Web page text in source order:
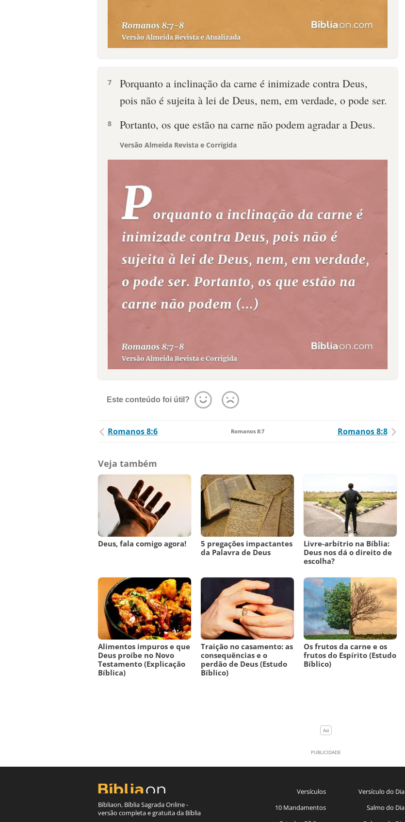
7
Porquanto a inclinação da carne é inimizade contra Deus,
pois não é sujeita à lei de Deus, nem, em verdade, o pode ser.
8 Portanto, os que estão na carne não podem agradar a Deus.
Versão Almeida Revista e Corrigida
Este conteúdo foi útil?
Romanos 8:6 Romanos 8:7 Romanos 8:8
Veja também
Deus, fala comigo agora!
5 pregações impactantes
da Palavra de Deus
Livre-arbítrio na Bíblia:
Deus nos dá o direito de
escolha?
Alimentos impuros e que
Deus proíbe no Novo
Testamento (Explicação
Bíblica)
Traição no casamento: as
consequências e o
perdão de Deus (Estudo
Bíblico)
Os frutos da carne e os
frutos do Espírito (Estudo
Bíblico)
Bíbliaon, Bíblia Sagrada Online -
versão completa e gratuita da Bíblia
Versículos
10 Mandamentos
Versículo do Dia
Salmo do Dia